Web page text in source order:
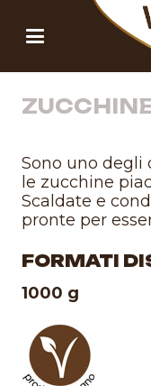
Sono uno degli
le zucchine
Scaldate e
pronte per
FORMATI
1000 g